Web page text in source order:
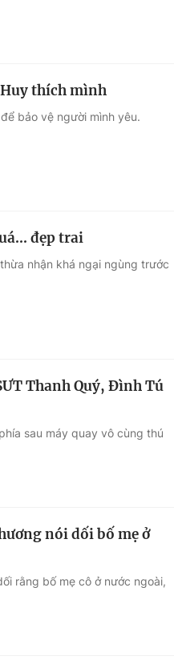
thích mình
bảo vệ người mình yêu.
đẹp trai
nhận khá ngại ngùng trước
Thanh Quý, Đình Tú
sau máy quay vô cùng thú
nói dối bố mẹ ở
rằng bố mẹ cô ở nước ngoài,